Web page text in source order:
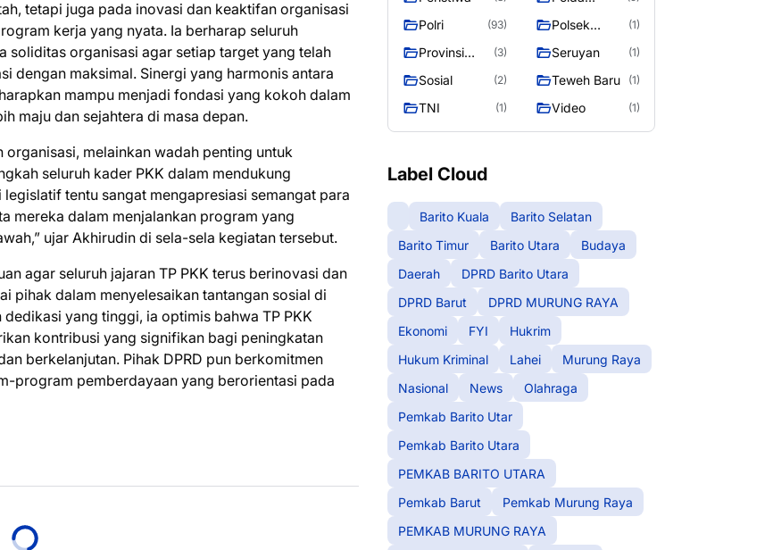
tetapi juga pada inovasi dan keaktifan organisasi
kerja yang nyata. Ia berharap seluruh
soliditas organisasi agar setiap target yang telah
dengan maksimal. Sinergi yang harmonis antara
mampu menjadi fondasi yang kokoh dalam
maju dan sejahtera di masa depan.
organisasi, melainkan wadah penting untuk
seluruh kader PKK dalam mendukung
tentu sangat mengapresiasi semangat para
mereka dalam menjalankan program yang
ujar Akhirudin di sela-sela kegiatan tersebut.
agar seluruh jajaran TP PKK terus berinovasi dan
pihak dalam menyelesaikan tantangan sosial di
yang tinggi, ia optimis bahwa TP PKK
kontribusi yang signifikan bagi peningkatan
berkelanjutan. Pihak DPRD pun berkomitmen
program pemberdayaan yang berorientasi pada
RAYA
Polri (93)
Polsek
(1)
Provinsi
(3) Seruyan (1)
Sosial (2) Teweh Baru (1)
TNI (1) Video (1)
Label Cloud
Barito Kuala
Barito Selatan
Barito Timur
Barito Utara
Budaya
Daerah
DPRD Barito Utara
DPRD Barut
DPRD MURUNG RAYA
Ekonomi
FYI
Hukrim
Hukum Kriminal
Lahei
Murung Raya
Nasional
News
Olahraga
Pemkab Barito Utar
Pemkab Barito Utara
PEMKAB BARITO UTARA
Pemkab Barut
Pemkab Murung Raya
PEMKAB MURUNG RAYA